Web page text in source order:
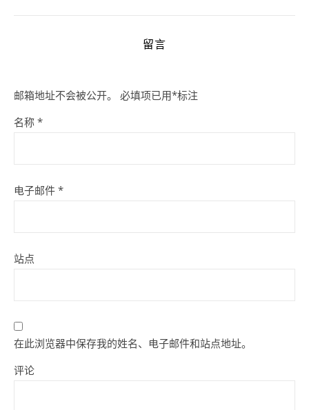
留言
邮箱地址不会被公开。 必填项已用*标注
名称 *
电子邮件 *
站点
在此浏览器中保存我的姓名、电子邮件和站点地址。
评论